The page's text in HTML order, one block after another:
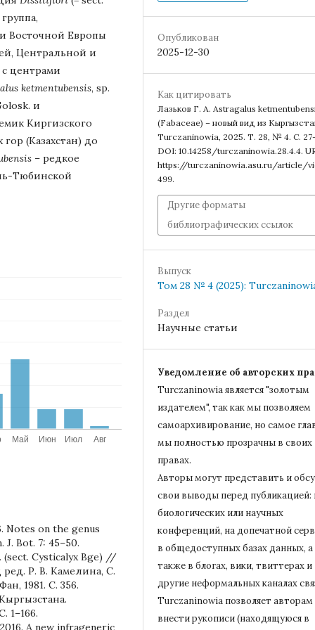
Восточной Европы
Центральной и
центрами
ketmentubensis, sp.
и
Киргизского
(Казахстан) до
– редкое
Тюбинской
Notes on the genus
J. Bot. 7: 45–50.
(sect. Cysticalyx Bge) //
Р. В. Камелина, С.
1981. С. 356.
1–166.
A new infrageneric
Опубликован
2025-12-30
Как цитировать
Лазьков Г. А. Astragalus
(Fabaceae) – новый вид из
Turczaninowia, 2025. Т. 28, № 4. С.
DOI: 10.14258/turczaninowia.28.4.4.
https://turczaninowia.asu.ru/article/
499.
Другие форматы
библиографических ссылок
Выпуск
Том 28 № 4 (2025):
Раздел
Научные статьи
Уведомление об авторских
Turczaninowiа является "золотым
издателем", так как мы позволяем
самоархивирование, но самое
мы полностью прозрачны в своих
правах.
Авторы могут представить и
свои выводы перед публикацией:
биологических или научных
конференций, на допечатной
в общедоступных базах данных, а
также в блогах, вики, твиттерах и
другие неформальных каналах
Turczaninowiа позволяет авторам
внести рукописи (находящуюся в